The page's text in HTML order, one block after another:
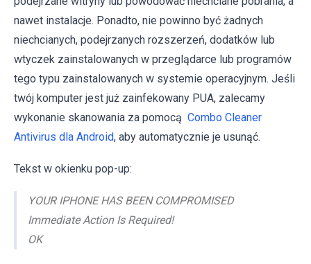
nawet instalacje. Ponadto, nie powinno być żadnych
niechcianych, podejrzanych rozszerzeń, dodatków lub
wtyczek zainstalowanych w przeglądarce lub programów
tego typu zainstalowanych w systemie operacyjnym. Jeśli
twój komputer jest już zainfekowany PUA, zalecamy
wykonanie skanowania za pomocą Combo Cleaner
Antivirus dla Android, aby automatycznie je usunąć.
Tekst w okienku pop-up:
YOUR IPHONE HAS BEEN COMPROMISED
Immediate Action Is Required!
OK